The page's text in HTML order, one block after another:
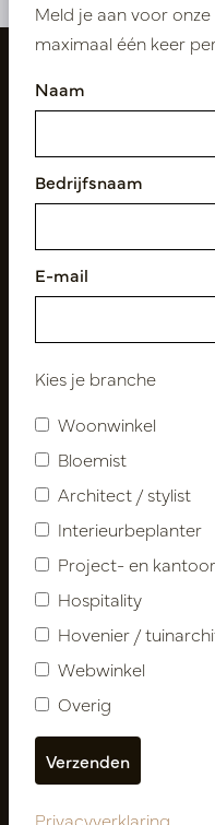
Volg ons
Nieuwsbrief
Abonneer
Contact
Over ons
Nieuwsbrief
Privacy Policy
Leveringsvoorwaarden
Catalogi
Mijn account
Inloggen
Mijn bestellingen
Meld je aan voor
maximaal één keer
Naam
Bedrijfsnaam
E-mail
Kies je branche
Woonwinkel
Bloemist
Architect / stylist
Interieurbeplanter
Project- en
Hospitality
Hovenier /
Webwinkel
Overig
Privacyverklaring